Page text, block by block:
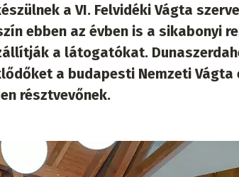
a VI. Felvidéki Vágta
ebben az évben is a sikabonyi
a látogatókat.
a budapesti Nemzeti
résztvevőnek.